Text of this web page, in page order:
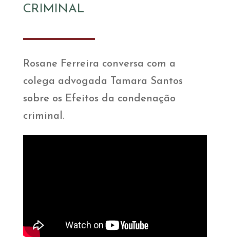
CRIMINAL
Rosane Ferreira conversa com a
colega advogada Tamara Santos
sobre os Efeitos da condenação
criminal.